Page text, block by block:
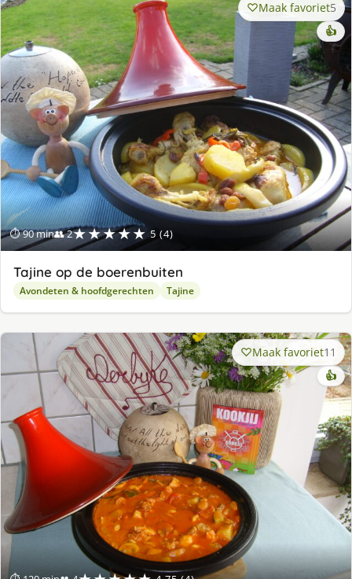
⏱ 90 min👥 2★★★★★ 5 (4)
Maak favoriet5
👍
Tajine op de boerenbuiten
Avondeten & hoofdgerechten Tajine
Maak favoriet11
👍